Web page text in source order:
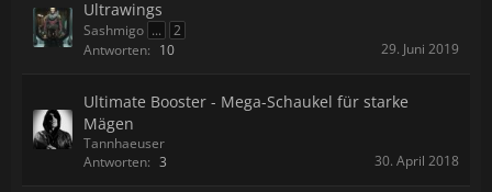
Ultrawings
Sashmigo ...
2
Antworten: 10 29. Juni 2019
Ultimate Booster - Mega-Schaukel für starke
Mägen
Tannhaeuser
Antworten: 3 30. April 2018